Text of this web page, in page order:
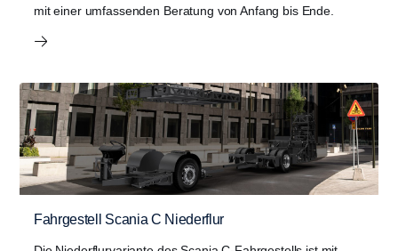
mit einer umfassenden Beratung von Anfang bis Ende.
Fahrgestell Scania C Niederflur